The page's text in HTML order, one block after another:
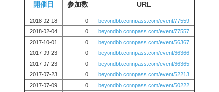
開催日
参加数 URL
2018-02-18 0
beyondbb.connpass.com/event/77559
2018-02-04
0
beyondbb.connpass.com/event/77557
2017-10-01
0
beyondbb.connpass.com/event/66367
2017-09-23
0
beyondbb.connpass.com/event/66366
2017-07-23
0
beyondbb.connpass.com/event/66365
2017-07-23
0
beyondbb.connpass.com/event/62213
2017-07-09
0
beyondbb.connpass.com/event/60222